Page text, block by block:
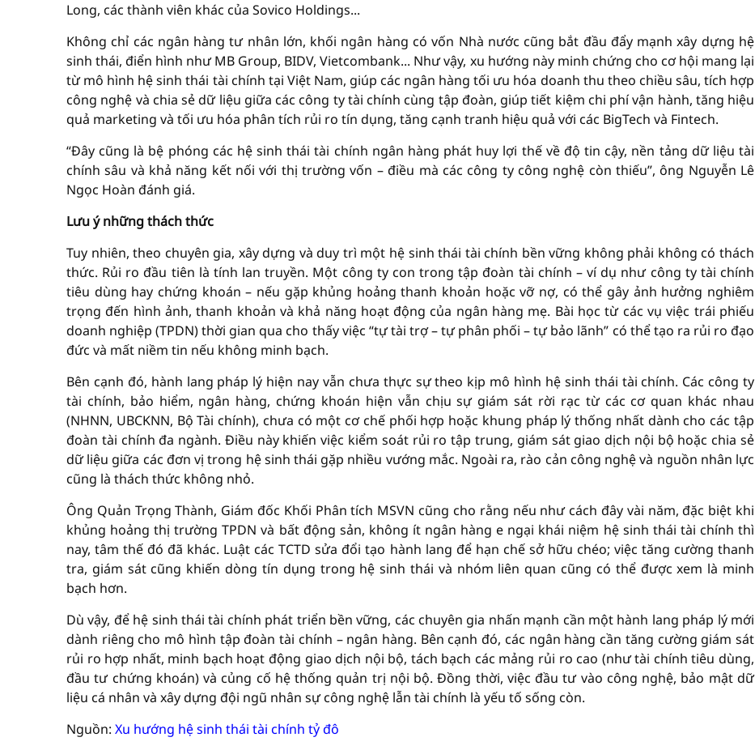
Long, các thành viên khác của Sovico Holdings...
Không chỉ các ngân hàng tư nhân lớn, khối ngân hàng có vốn Nhà nước cũng bắt đầu đẩy mạnh xây dựng hệ
sinh thái, điển hình như MB Group, BIDV, Vietcombank... Như vậy, xu hướng này minh chứng cho cơ hội mang lại
từ mô hình hệ sinh thái tài chính tại Việt Nam, giúp các ngân hàng tối ưu hóa doanh thu theo chiều sâu, tích hợp
công nghệ và chia sẻ dữ liệu giữa các công ty tài chính cùng tập đoàn, giúp tiết kiệm chi phí vận hành, tăng hiệu
quả marketing và tối ưu hóa phân tích rủi ro tín dụng, tăng cạnh tranh hiệu quả với các BigTech và Fintech.
“Đây cũng là bệ phóng các hệ sinh thái tài chính ngân hàng phát huy lợi thế về độ tin cậy, nền tảng dữ liệu tài
chính sâu và khả năng kết nối với thị trường vốn – điều mà các công ty công nghệ còn thiếu”, ông Nguyễn Lê
Ngọc Hoàn đánh giá.
Lưu ý những thách thức
Tuy nhiên, theo chuyên gia, xây dựng và duy trì một hệ sinh thái tài chính bền vững không phải không có thách
thức. Rủi ro đầu tiên là tính lan truyền. Một công ty con trong tập đoàn tài chính – ví dụ như công ty tài chính
tiêu dùng hay chứng khoán – nếu gặp khủng hoảng thanh khoản hoặc vỡ nợ, có thể gây ảnh hưởng nghiêm
trọng đến hình ảnh, thanh khoản và khả năng hoạt động của ngân hàng mẹ. Bài học từ các vụ việc trái phiếu
doanh nghiệp (TPDN) thời gian qua cho thấy việc “tự tài trợ – tự phân phối – tự bảo lãnh” có thể tạo ra rủi ro đạo
đức và mất niềm tin nếu không minh bạch.
Bên cạnh đó, hành lang pháp lý hiện nay vẫn chưa thực sự theo kịp mô hình hệ sinh thái tài chính. Các công ty
tài chính, bảo hiểm, ngân hàng, chứng khoán hiện vẫn chịu sự giám sát rời rạc từ các cơ quan khác nhau
(NHNN, UBCKNN, Bộ Tài chính), chưa có một cơ chế phối hợp hoặc khung pháp lý thống nhất dành cho các tập
đoàn tài chính đa ngành. Điều này khiến việc kiểm soát rủi ro tập trung, giám sát giao dịch nội bộ hoặc chia sẻ
dữ liệu giữa các đơn vị trong hệ sinh thái gặp nhiều vướng mắc. Ngoài ra, rào cản công nghệ và nguồn nhân lực
cũng là thách thức không nhỏ.
Ông Quản Trọng Thành, Giám đốc Khối Phân tích MSVN cũng cho rằng nếu như cách đây vài năm, đặc biệt khi
khủng hoảng thị trường TPDN và bất động sản, không ít ngân hàng e ngại khái niệm hệ sinh thái tài chính thì
nay, tâm thế đó đã khác. Luật các TCTD sửa đổi tạo hành lang để hạn chế sở hữu chéo; việc tăng cường thanh
tra, giám sát cũng khiến dòng tín dụng trong hệ sinh thái và nhóm liên quan cũng có thể được xem là minh
bạch hơn.
Dù vậy, để hệ sinh thái tài chính phát triển bền vững, các chuyên gia nhấn mạnh cần một hành lang pháp lý mới
dành riêng cho mô hình tập đoàn tài chính – ngân hàng. Bên cạnh đó, các ngân hàng cần tăng cường giám sát
rủi ro hợp nhất, minh bạch hoạt động giao dịch nội bộ, tách bạch các mảng rủi ro cao (như tài chính tiêu dùng,
đầu tư chứng khoán) và củng cố hệ thống quản trị nội bộ. Đồng thời, việc đầu tư vào công nghệ, bảo mật dữ
liệu cá nhân và xây dựng đội ngũ nhân sự công nghệ lẫn tài chính là yếu tố sống còn.
Nguồn: Xu hướng hệ sinh thái tài chính tỷ đô